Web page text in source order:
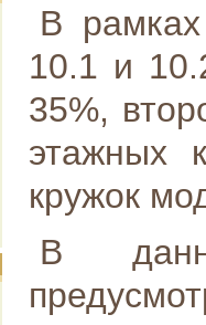
В
10.1 и
35%,
этажных
кружок
В